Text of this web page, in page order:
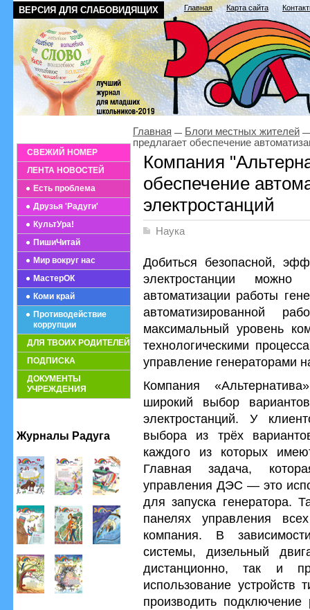
ВЕРСИЯ ДЛЯ СЛАБОВИДЯЩИХ Главная Карта сайта
СВЕЖИЙ НОМЕР
ЛЕНТА НОВОСТЕЙ
Есть проблема
Друзья 'Радуги'
КультУра!
ПишиЧитай
Мир вокруг нас
МастерОК
Коми край
Противодействие
коррупции
ДЛЯ ТВОИХ РОДИТЕЛЕЙ
ПОДПИСКА
ДОКУМЕНТЫ
УЧРЕЖДЕНИЯ
Журналы Радуга
Главная
Блоги местных жителей
предлагает обеспечение
Компания
обеспечение
электростанций
Наука
Добиться безопасной,
электростанции
автоматизации работы
автоматизированной
максимальный уровень
технологическими
управление генераторами
Компания
широкий выбор
электростанций. У
выбора из трёх
каждого из которых
Главная задача,
управления ДЭС — это
для запуска генератора.
панелях управления
компания. В
системы, дизельный
дистанционно, так и
использование
производить